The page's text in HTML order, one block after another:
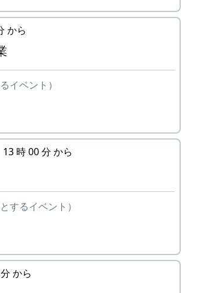
から
イベント）
13 時 00 分 から
するイベント）
から